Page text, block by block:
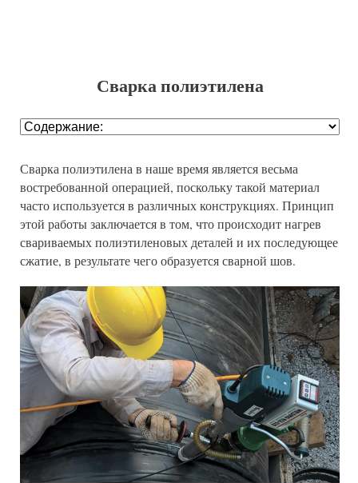
Сварка полиэтилена
Сварка полиэтилена в наше время является весьма
востребованной операцией, поскольку такой материал
часто используется в различных конструкциях. Принцип
этой работы заключается в том, что происходит нагрев
свариваемых полиэтиленовых деталей и их последующее
сжатие, в результате чего образуется сварной шов.